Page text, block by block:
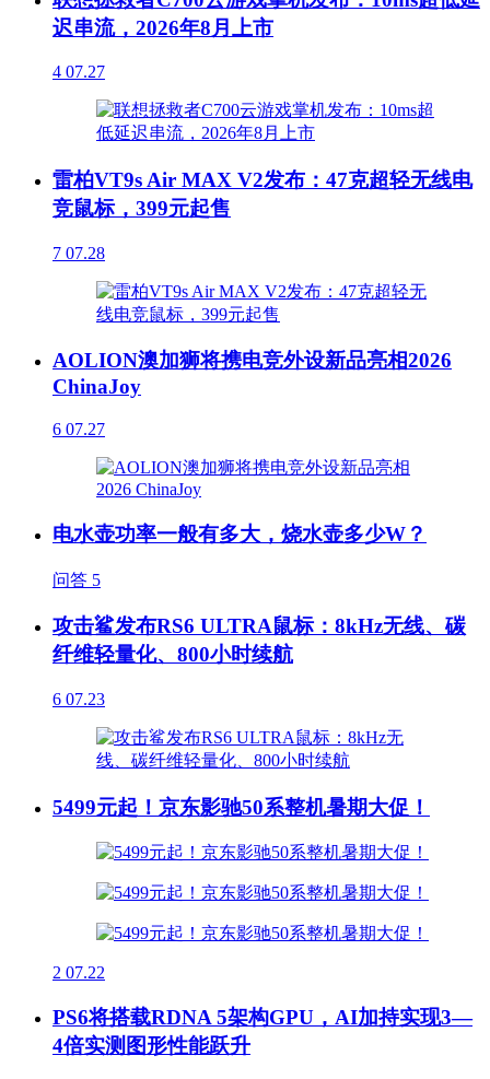
迟串流，2026年8月上市
4 07.27
雷柏VT9s Air MAX V2发布：47克超轻无线电
竞鼠标，399元起售
7 07.28
AOLION澳加狮将携电竞外设新品亮相2026
ChinaJoy
6 07.27
电水壶功率一般有多大，烧水壶多少W？
问答 5
攻击鲨发布RS6 ULTRA鼠标：8kHz无线、碳
纤维轻量化、800小时续航
6 07.23
5499元起！京东影驰50系整机暑期大促！
2 07.22
PS6将搭载RDNA 5架构GPU，AI加持实现3—
4倍实测图形性能跃升